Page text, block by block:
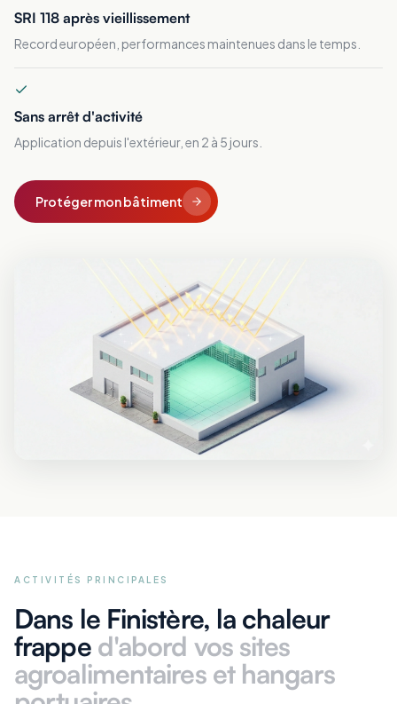
SRI 118 après vieillissement
Record européen, performances maintenues dans le temps.
Sans arrêt d'activité
Application depuis l'extérieur, en 2 à 5 jours.
Protéger mon bâtiment
ACTIVITÉS PRINCIPALES
Dans le Finistère, la chaleur
frapped'abord vos sites
agroalimentaires et hangars